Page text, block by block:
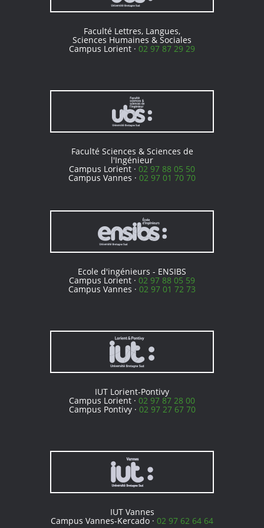
Faculté Lettres, Langues,
Sciences Humaines & Sociales
Campus Lorient · 02 97 87 29 29
Faculté Sciences & Sciences de
l'Ingénieur
Campus Lorient · 02 97 88 05 50
Campus Vannes · 02 97 01 70 70
Ecole d'ingénieurs - ENSIBS
Campus Lorient · 02 97 88 05 59
Campus Vannes · 02 97 01 72 73
IUT Lorient-Pontivy
Campus Lorient · 02 97 87 28 00
Campus Pontivy · 02 97 27 67 70
IUT Vannes
Campus Vannes-Kercado · 02 97 62 64 64